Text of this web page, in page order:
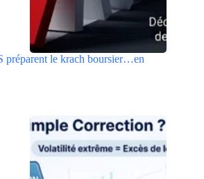
préparent le krach boursier…en